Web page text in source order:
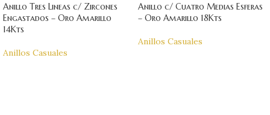
Anillo Tres Lineas c/ Zircones
Engastados – Oro Amarillo
14Kts
Anillos Casuales
Anillo c/ Cuatro Medias Esferas
– Oro Amarillo 18Kts
Anillos Casuales